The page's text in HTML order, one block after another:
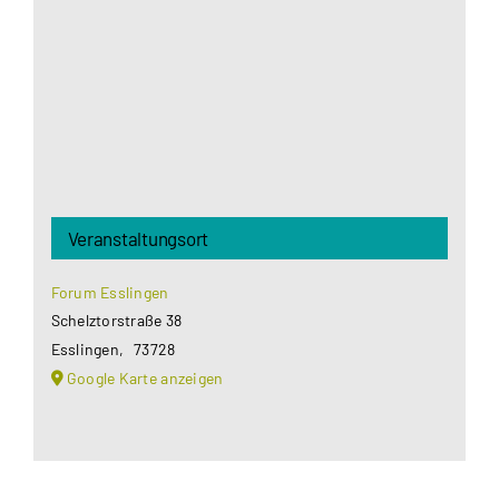
Veranstaltungsort
Forum Esslingen
Schelztorstraße 38
Esslingen, 73728
Google Karte anzeigen